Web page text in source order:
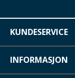
KUNDESERVICE
INFORMASJON